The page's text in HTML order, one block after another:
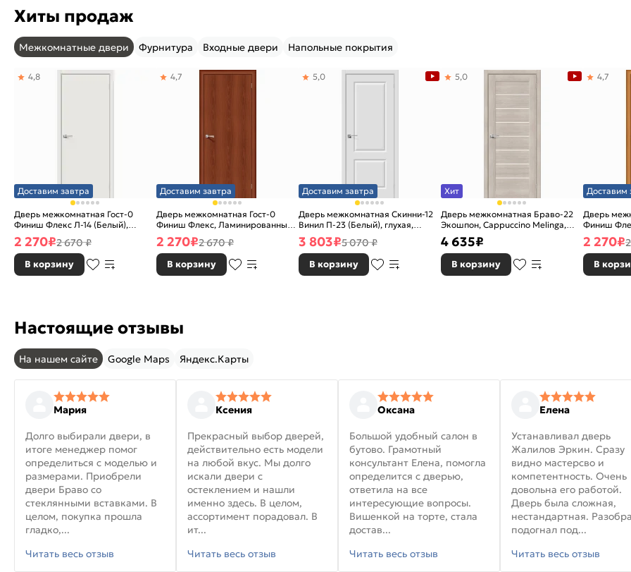
Хиты продаж
Межкомнатные двери Фурнитура Входные двери Напольные покрытия
Доставим завтра
Дверь межкомнатная Гост-0
Финиш Флекс Л-14 (Белый),
глухая, каркасно-щитовая
4,8
2 270₽2 670 ₽
В корзину
Доставим завтра
Дверь межкомнатная Гост-0
Финиш Флекс, Ламинированные
Л-11 (ИталОрех), глухая,
каркасно-щитовая
4,7
2 270₽2 670 ₽
В корзину
Доставим завтра
Дверь межкомнатная Скинни-12
Винил П-23 (Белый), глухая,
скиновая
5,0
3 803₽5 070 ₽
В корзину
Хит
Дверь межкомнатная Браво-22
Экошпон, Cappuccino Melinga,
остекленная, magic fog, царговая
5,0
4 635₽
В корзину
Доставим
Дверь
Финиш
Л-12
каркасно-
4,7
2 270₽
В
Настоящие отзывы
На нашем сайте Google Maps Яндекс.Карты
Мария
Долго выбирали двери, в
итоге менеджер помог
определиться с моделью и
размерами. Приобрели
двери Браво со
стеклянными вставками. В
целом, покупка прошла
гладко,...
Читать весь отзыв
Ксения
Прекрасный выбор дверей,
действительно есть модели
на любой вкус. Мы долго
искали двери с
остеклением и нашли
именно здесь. В целом,
ассортимент порадовал. В
ит...
Читать весь отзыв
Оксана
Большой удобный салон в
бутово. Грамотный
консультант Елена, помогла
определится с дверью,
ответила на все
интересующие вопросы.
Вишенкой на торте, стала
достав...
Читать весь отзыв
Елена
Устанавливал дверь
Жалилов Эркин. Сразу
видно мастерсво и
компетентность. Очень
довольна его работой.
Дверь была сложная,
нестандартная.
подогнал под...
Читать весь отзыв